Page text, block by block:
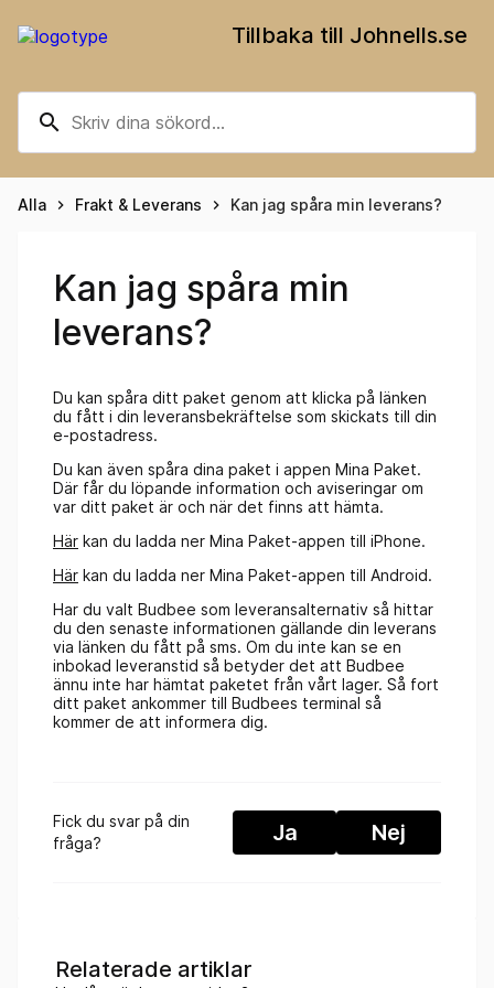
search
Tillbaka till Johnells.se
Alla keyboard_arrow_right Frakt & Leverans keyboard_arrow_right Kan jag spåra min leverans?
Kan jag spåra min
leverans?
Du kan spåra ditt paket genom att klicka på länken
du fått i din leveransbekräftelse som skickats till din
e-postadress.
Du kan även spåra dina paket i appen Mina Paket.
Där får du löpande information och aviseringar om
var ditt paket är och när det finns att hämta.
Här kan du ladda ner Mina Paket-appen till iPhone.
Här kan du ladda ner Mina Paket-appen till Android.
Har du valt Budbee som leveransalternativ så hittar
du den senaste informationen gällande din leverans
via länken du fått på sms. Om du inte kan se en
inbokad leveranstid så betyder det att Budbee
ännu inte har hämtat paketet från vårt lager. Så fort
ditt paket ankommer till Budbees terminal så
kommer de att informera dig.
Fick du svar på din
fråga?
Ja Nej
Relaterade artiklar